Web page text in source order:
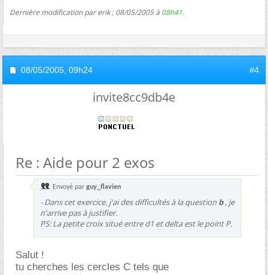
Dernière modification par erik ; 08/05/2005 à 08h41.
08/05/2005, 09h24 #4
invite8cc9db4e
Re : Aide pour 2 exos
Envoyé par guy_flavien
- Dans cet exercice, j'ai des difficultés à la question b, je
n'arrive pas à justifier.
PS: La petite croix situé entre d1 et delta est le point P.
Salut !
tu cherches les cercles C tels que